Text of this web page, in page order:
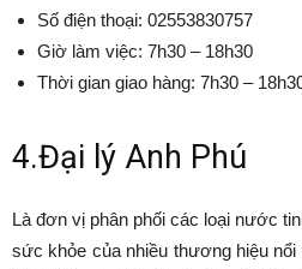
Số điện thoại: 02553830757
Giờ làm việc: 7h30 – 18h30
Thời gian giao hàng: 7h30 –
4.Đại lý Anh Phú
Là đơn vị phân phối các loại nước
sức khỏe của nhiều thương hiệu nổi